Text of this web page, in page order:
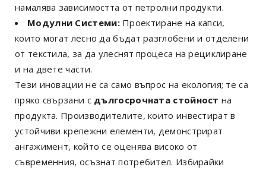
намалява зависимостта от петролни продукти.
Модулни Системи:Проектиране на капси,
които могат лесно да бъдат разглобени и отделени
от текстила, за да улеснят процеса на рециклиране
и на двете части.
Тези иновации не са само въпрос на екология; те са
пряко свързани с дългосрочната стойност на
продукта. Производителите, които инвестират в
устойчиви крепежни елементи, демонстрират
ангажимент, който се оценява високо от
съвременния, осъзнат потребител. Избирайки